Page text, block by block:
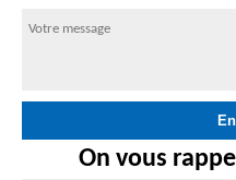
On vous